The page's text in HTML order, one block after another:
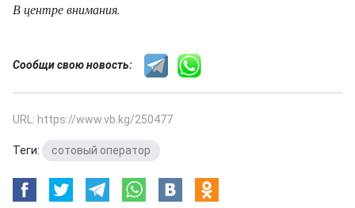
В центре внимания.
Сообщи свою новость:
URL: https://www.vb.kg/250477
Теги: сотовый оператор